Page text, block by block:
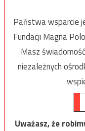
Państwa wsparcie
Fundacji Magna
Masz
niezależnych
Uważasz, że